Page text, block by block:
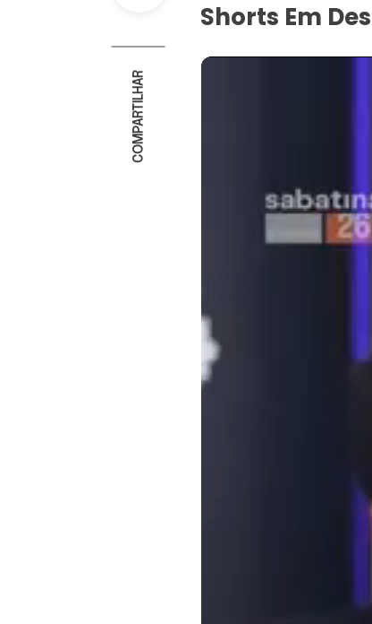
COMPARTILHAR
Shorts Em